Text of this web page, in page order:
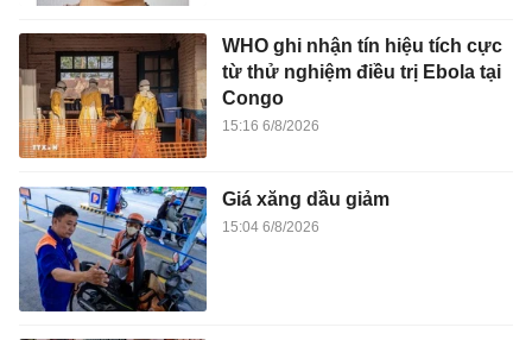
WHO ghi nhận tín hiệu tích cực
từ thử nghiệm điều trị Ebola tại
Congo
15:16 6/8/2026
Giá xăng dầu giảm
15:04 6/8/2026